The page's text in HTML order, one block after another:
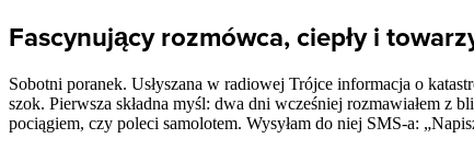
Fascynujący rozmówca, ciepły i
Sobotni poranek. Usłyszana w radiowej Trójce informacja o
szok. Pierwsza składna myśl: dwa dni wcześniej rozmawiałem z
pociągiem, czy poleci samolotem. Wysyłam do niej SMS-a: